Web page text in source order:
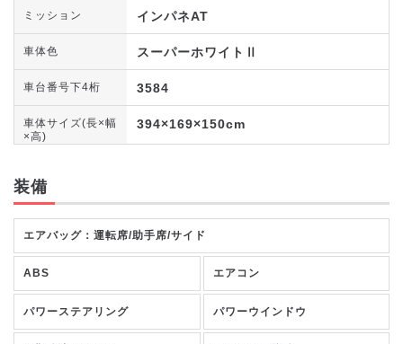
ミッション インパネAT
車体色 スーパーホワイトⅡ
車台番号下4桁 3584
車体サイズ(長×幅
×高)
394×169×150cm
装備
エアバッグ：運転席/助手席/サイド
ABS エアコン
パワーステアリング パワーウインドウ